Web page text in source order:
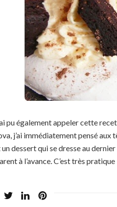
pu également appeler cette
j’ai immédiatement pensé
un dessert qui se dresse au
à l’avance. C’est très